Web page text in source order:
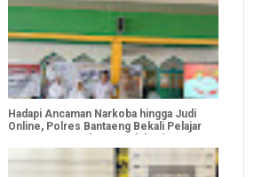
Hadapi Ancaman Narkoba hingga Judi
Online, Polres Bantaeng Bekali Pelajar
MPLS SMAN 2 dengan Edukasi
Preventif